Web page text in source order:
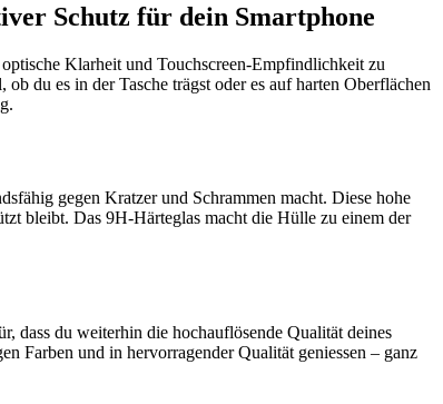
Schutz für dein Smartphone
Klarheit und Touchscreen-Empfindlichkeit zu
du es in der Tasche trägst oder es auf harten Oberflächen
gegen Kratzer und Schrammen macht. Diese hohe
bleibt. Das 9H-Härteglas macht die Hülle zu einem der
dass du weiterhin die hochauflösende Qualität deines
Farben und in hervorragender Qualität geniessen – ganz